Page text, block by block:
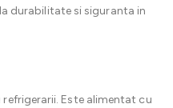
durabilitate si siguranta in
Este alimentat cu